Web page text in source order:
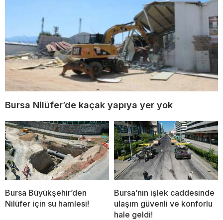
Bursa Nilüfer’de kaçak yapıya yer yok
Bursa Büyükşehir’den
Nilüfer için su hamlesi!
Bursa’nın işlek caddesinde
ulaşım güvenli ve konforlu
hale geldi!